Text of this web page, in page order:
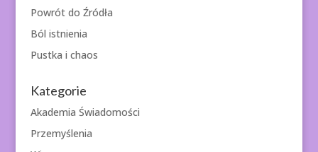
Powrót do Źródła
Ból istnienia
Pustka i chaos
Kategorie
Akademia Świadomości
Przemyślenia